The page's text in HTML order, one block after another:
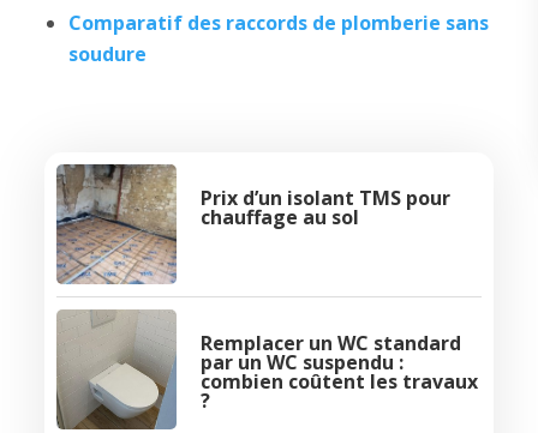
Comparatif des raccords de plomberie sans
soudure
Prix d’un isolant TMS pour
chauffage au sol
Remplacer un WC standard
par un WC suspendu :
combien coûtent les travaux
?